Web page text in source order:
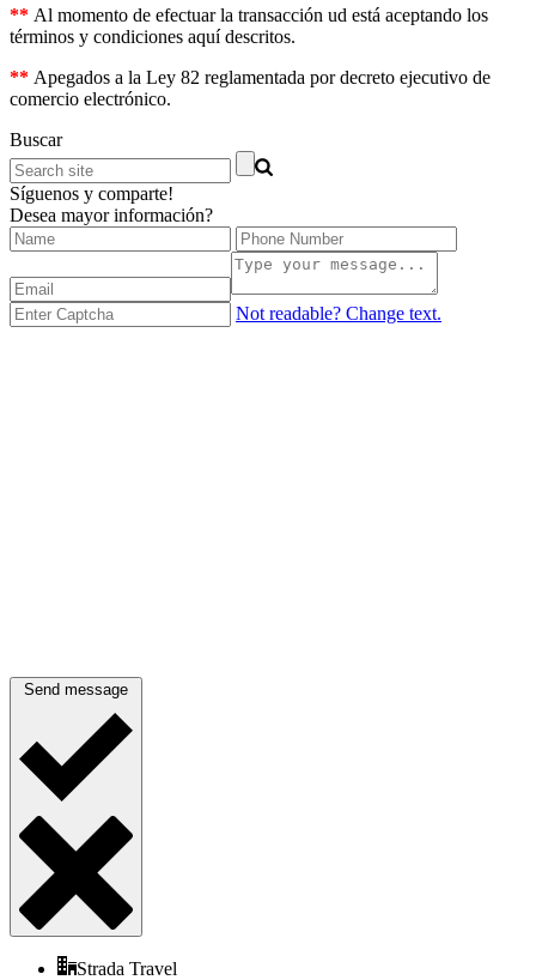
** Al momento de efectuar la transacción ud está aceptando los
términos y condiciones aquí descritos.
** Apegados a la Ley 82 reglamentada por decreto ejecutivo de
comercio electrónico.
Buscar
Síguenos y comparte!
Desea mayor información?
Not readable? Change text.
Send message
Strada Travel